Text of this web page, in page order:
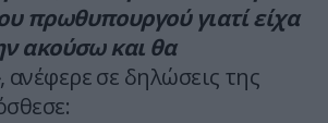
πρωθυπουργού γιατί είχα
ακούσω και θα
, ανέφερε σε δηλώσεις της